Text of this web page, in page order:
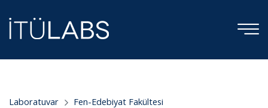
Laboratuvar
Fen-Edebiyat Fakültesi